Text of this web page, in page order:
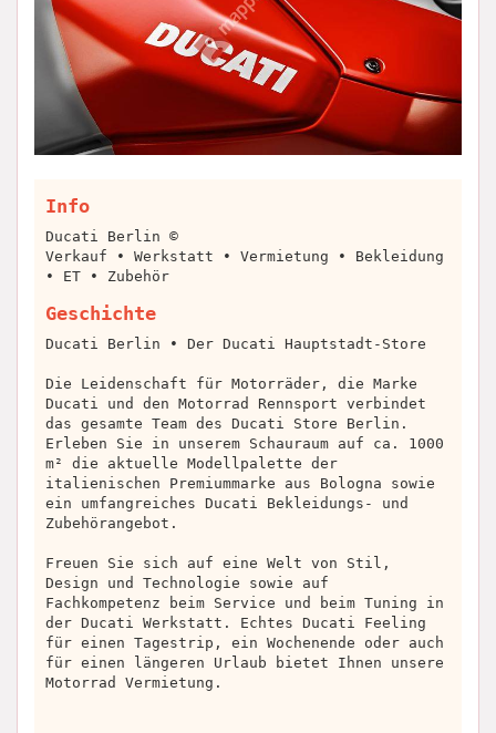
Info
Ducati Berlin ©
Verkauf • Werkstatt • Vermietung • Bekleidung
• ET • Zubehör
Geschichte
Ducati Berlin • Der Ducati Hauptstadt-Store
Die Leidenschaft für Motorräder, die Marke
Ducati und den Motorrad Rennsport verbindet
das gesamte Team des Ducati Store Berlin.
Erleben Sie in unserem Schauraum auf ca. 1000
m² die aktuelle Modellpalette der
italienischen Premiummarke aus Bologna sowie
ein umfangreiches Ducati Bekleidungs- und
Zubehörangebot.
Freuen Sie sich auf eine Welt von Stil,
Design und Technologie sowie auf
Fachkompetenz beim Service und beim Tuning in
der Ducati Werkstatt. Echtes Ducati Feeling
für einen Tagestrip, ein Wochenende oder auch
für einen längeren Urlaub bietet Ihnen unsere
Motorrad Vermietung.